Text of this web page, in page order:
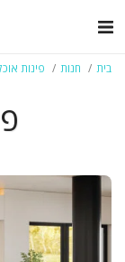
בית חנות פינות